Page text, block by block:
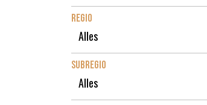
REGIO
SUBREGIO